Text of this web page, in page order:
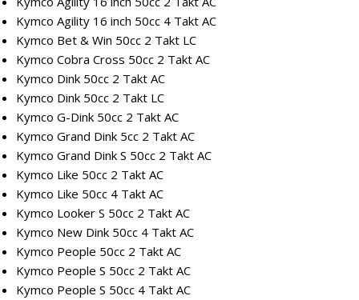
Kymco Agility 16 inch 50cc 4 Takt AC
Kymco Bet & Win 50cc 2 Takt LC
Kymco Cobra Cross 50cc 2 Takt AC
Kymco Dink 50cc 2 Takt AC
Kymco Dink 50cc 2 Takt LC
Kymco G-Dink 50cc 2 Takt AC
Kymco Grand Dink 5cc 2 Takt AC
Kymco Grand Dink S 50cc 2 Takt AC
Kymco Like 50cc 2 Takt AC
Kymco Like 50cc 4 Takt AC
Kymco Looker S 50cc 2 Takt AC
Kymco New Dink 50cc 4 Takt AC
Kymco People 50cc 2 Takt AC
Kymco People S 50cc 2 Takt AC
Kymco People S 50cc 4 Takt AC